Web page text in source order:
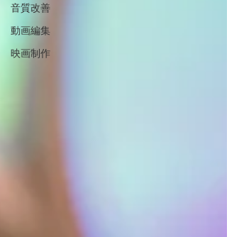
音質改善
動画編集
映画制作